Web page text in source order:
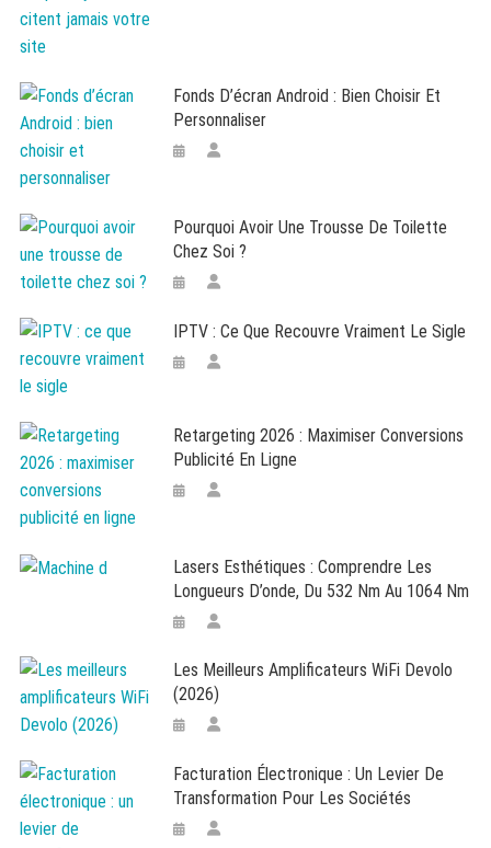
Fonds D’écran Android : Bien Choisir Et
Personnaliser
Pourquoi Avoir Une Trousse De Toilette
Chez Soi ?
IPTV : Ce Que Recouvre Vraiment Le Sigle
Retargeting 2026 : Maximiser Conversions
Publicité En Ligne
Lasers Esthétiques : Comprendre Les
Longueurs D’onde, Du 532 Nm Au 1064 Nm
Les Meilleurs Amplificateurs WiFi Devolo
(2026)
Facturation Électronique : Un Levier De
Transformation Pour Les Sociétés